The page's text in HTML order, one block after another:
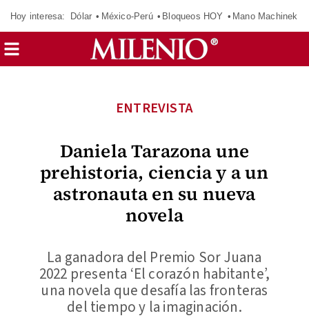
Hoy interesa: Dólar México-Perú Bloqueos HOY Mano Machinek
Daniela Tarazona une
prehistoria, ciencia y a un
astronauta en su nueva
novela
ENTREVISTA
La ganadora del Premio Sor Juana
2022 presenta ‘El corazón habitante’,
una novela que desafía las fronteras
del tiempo y la imaginación.